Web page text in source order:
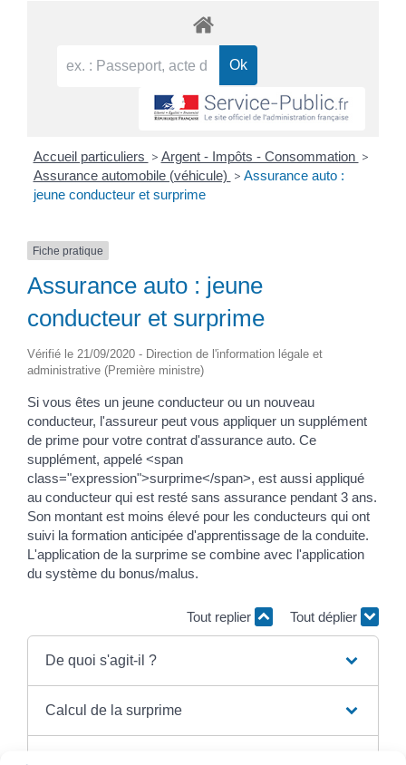
Accueil particuliers > Argent - Impôts - Consommation >
Assurance automobile (véhicule) > Assurance auto :
jeune conducteur et surprime
Fiche pratique
Assurance auto : jeune
conducteur et surprime
Vérifié le 21/09/2020 - Direction de l'information légale et
administrative (Première ministre)
Si vous êtes un jeune conducteur ou un nouveau
conducteur, l'assureur peut vous appliquer un supplément
de prime pour votre contrat d'assurance auto. Ce
supplément, appelé <span
class="expression">surprime</span>, est aussi appliqué
au conducteur qui est resté sans assurance pendant 3 ans.
Son montant est moins élevé pour les conducteurs qui ont
suivi la formation anticipée d'apprentissage de la conduite.
L'application de la surprime se combine avec l'application
du système du bonus/malus.
Tout replier Tout déplier
De quoi s'agit-il ?
Calcul de la surprime